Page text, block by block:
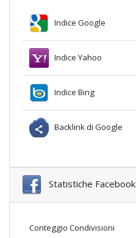
Indice Google
Indice Yahoo
Indice Bing
Backlink di Google
Statistiche Facebook
Conteggio Condivisioni